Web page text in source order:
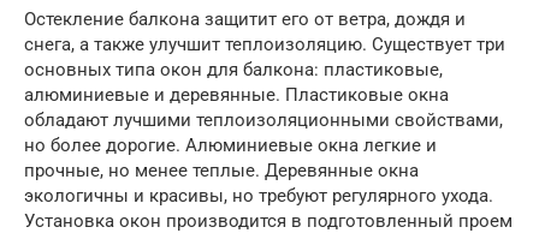
Остекление балкона защитит его от ветра, дождя и
снега, а также улучшит теплоизоляцию. Существует три
основных типа окон для балкона: пластиковые,
алюминиевые и деревянные. Пластиковые окна
обладают лучшими теплоизоляционными свойствами,
но более дорогие. Алюминиевые окна легкие и
прочные, но менее теплые. Деревянные окна
экологичны и красивы, но требуют регулярного ухода.
Установка окон производится в подготовленный проем